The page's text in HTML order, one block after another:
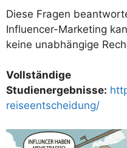
Diese Fragen
Influencer-Marketing
keine unabhängige
Vollständige
Studienergebnisse:
reiseentscheidung/